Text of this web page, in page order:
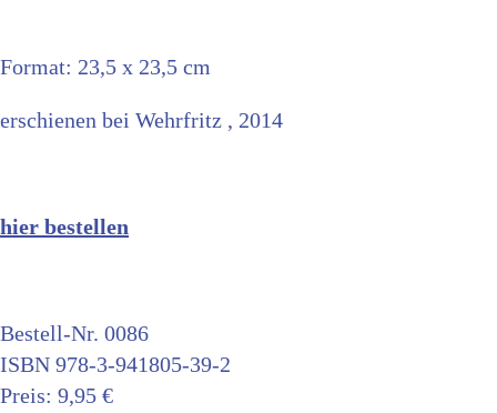
Format: 23,5 x 23,5 cm
erschienen bei Wehrfritz , 2014
hier bestellen
Bestell-Nr. 0086
ISBN 978-3-941805-39-2
Preis: 9,95 €